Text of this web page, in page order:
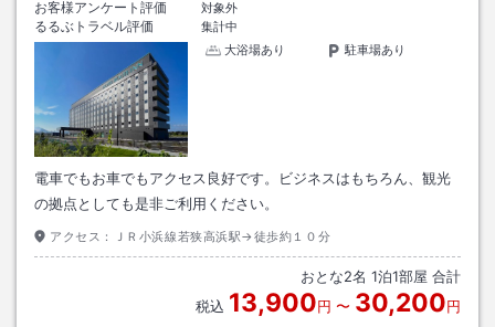
お客様アンケート評価
対象外
るるぶトラベル評価
集計中
大浴場あり
駐車場あり
電車でもお車でもアクセス良好です。ビジネスはもちろん、観光
の拠点としても是非ご利用ください。
アクセス： ＪＲ小浜線若狭高浜駅→徒歩約１０分
おとな2名 1泊1部屋 合計
税込 13,900円 〜 30,200円